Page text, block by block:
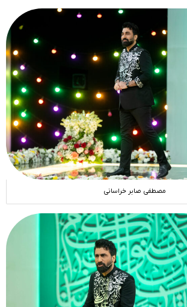
مصطفی صابر خراسانی